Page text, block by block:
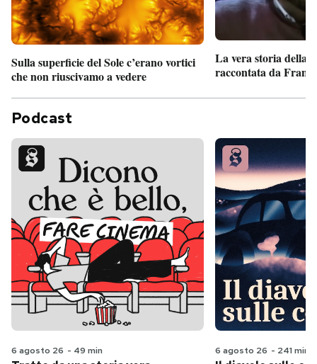
Sulla superficie del Sole c’erano vortici
che non riuscivamo a vedere
La vera storia della
raccontata da
Podcast
6 agosto 26 - 49 min 6 agosto 26 - 241 min